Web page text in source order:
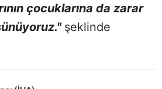
çocuklarına da zarar
şeklinde